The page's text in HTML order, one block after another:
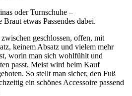
oder Turnschuhe –
etwas Passendes dabei.
geschlossen, offen, mit
keinem Absatz und vielem mehr
worin man sich wohlfühlt und
passt. Meist wird beim Kauf
So stellt man sicher, den Fuß
ein schönes Accessoire passend